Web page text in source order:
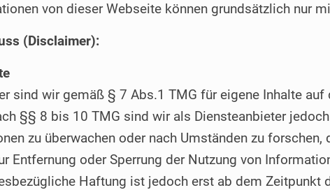
von dieser Webseite können grundsätzlich nur
(Disclaimer):
sind wir gemäß § 7 Abs.1 TMG für eigene Inhalte
§§ 8 bis 10 TMG sind wir als Diensteanbieter
zu überwachen oder nach Umständen zu
Entfernung oder Sperrung der Nutzung von
Haftung ist jedoch erst ab dem Zeitpunkt